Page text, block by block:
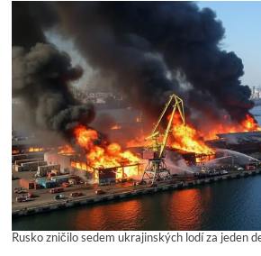
Rusko zničilo sedem ukrajinských lodí za jeden